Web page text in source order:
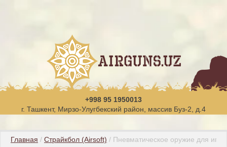
+998 95 1950013
г. Ташкент, Мирзо-Улугбекский район, массив Буз-2, д.4
Главная / Страйкбол (Airsoft) / Пневматическое оружие для